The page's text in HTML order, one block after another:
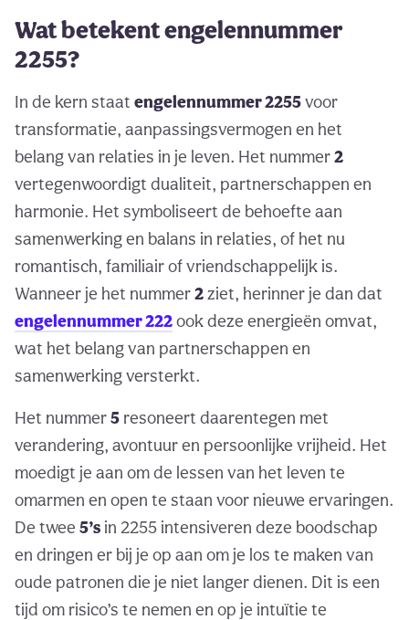
Wat betekent engelennummer
2255?
In de kern staat engelennummer 2255voor
transformatie, aanpassingsvermogen en het
belang van relaties in je leven. Het nummer2
vertegenwoordigt dualiteit, partnerschappen en
harmonie. Het symboliseert de behoefte aan
samenwerking en balans in relaties, of het nu
romantisch, familiair of vriendschappelijk is.
Wanneer je het nummer2ziet, herinner je dan dat
engelennummer 222ook deze energieën omvat,
wat het belang van partnerschappen en
samenwerking versterkt.
Het nummer5 resoneert daarentegen met
verandering, avontuur en persoonlijke vrijheid. Het
moedigt je aan om de lessen van het leven te
omarmen en open te staan voor nieuwe ervaringen.
De twee 5’s in 2255 intensiveren deze boodschap
en dringen er bij je op aan om je los te maken van
oude patronen die je niet langer dienen. Dit is een
tijd om risico’s te nemen en op je intuïtie te